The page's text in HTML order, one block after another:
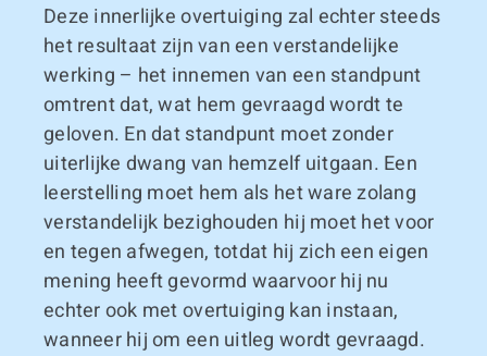
Deze innerlijke overtuiging zal echter steeds
het resultaat zijn van een verstandelijke
werking – het innemen van een standpunt
omtrent dat, wat hem gevraagd wordt te
geloven. En dat standpunt moet zonder
uiterlijke dwang van hemzelf uitgaan. Een
leerstelling moet hem als het ware zolang
verstandelijk bezighouden hij moet het voor
en tegen afwegen, totdat hij zich een eigen
mening heeft gevormd waarvoor hij nu
echter ook met overtuiging kan instaan,
wanneer hij om een uitleg wordt gevraagd.